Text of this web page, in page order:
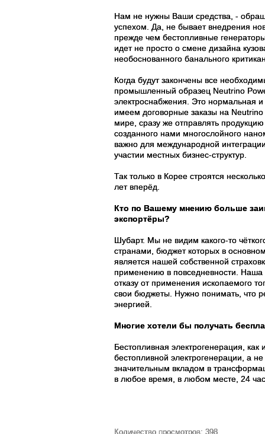
Нам не нужны Ваши средства, -
успехом. Да, не бывает внедрения
прежде чем бестопливные
идет не просто о смене дизайна
необоснованного банального
Когда будут закончены все
промышленный образец Neutrino
электроснабжения. Это нормальная
имеем договорные заказы на
мире, сразу же отправлять
созданного нами многослойного
важно для международной
участии местных бизнес-структур.
Так только в Корее строятся
лет вперёд.
Кто по Вашему мнению больше
экспортёры?
Шубарт. Мы не видим какого-то
странами, бюджет которых в
является нашей собственной
применению в повседневности. Наша
отказу от применения ископаемого
свои бюджеты. Нужно понимать, что
энергией.
Многие хотели бы получать
Бестопливная электрогенерация,
бестопливной электрогенерации, а
значительным вкладом в
в любое время, в любом месте, 24
Количество просмотров: 398